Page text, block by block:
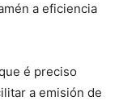
a eficiencia
é preciso
a emisión de